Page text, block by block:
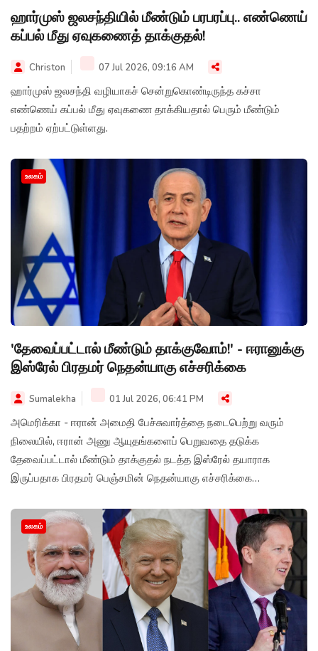
ஹார்முஸ் ஜலசந்தியில் மீண்டும் பரபரப்பு.. எண்ணெய்
கப்பல் மீது ஏவுகணைத் தாக்குதல்!
Christon 07 Jul 2026, 09:16 AM
ஹார்முஸ் ஜலசந்தி வழியாகச் சென்றுகொண்டிருந்த கச்சா
எண்ணெய் கப்பல் மீது ஏவுகணை தாக்கியதால் பெரும் மீண்டும்
பதற்றம் ஏற்பட்டுள்ளது.
உலகம்
'தேவைப்பட்டால் மீண்டும் தாக்குவோம்!' - ஈரானுக்கு
இஸ்ரேல் பிரதமர் நெதன்யாகு எச்சரிக்கை
Sumalekha 01 Jul 2026, 06:41 PM
அமெரிக்கா - ஈரான் அமைதி பேச்சுவார்த்தை நடைபெற்று வரும்
நிலையில், ஈரான் அணு ஆயுதங்களைப் பெறுவதை தடுக்க
தேவைப்பட்டால் மீண்டும் தாக்குதல் நடத்த இஸ்ரேல் தயாராக
இருப்பதாக பிரதமர் பெஞ்சமின் நெதன்யாகு எச்சரிக்கை
உலகம்